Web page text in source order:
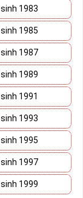
sim
mỗi chu kỳ.
1983
1985
sinh 1987
1989
1991
1993
1995
sinh 1997
1999